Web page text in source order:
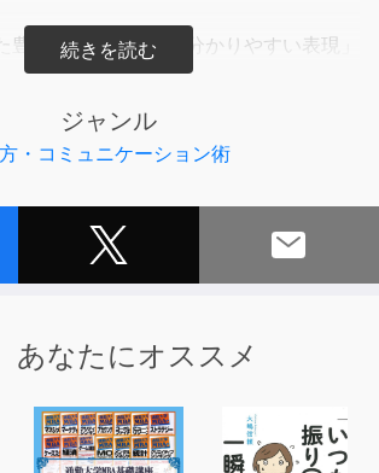
豊富な実例から、「分かりやすい表現」
ールを導き出します。
表現も、ぐっと伝わりやすくなります。
える「分かりやすい表現」の技術を身に
すい表現」のルール・ブック チェック
ジャンル
・コミュニケーション術
あなたにオススメ